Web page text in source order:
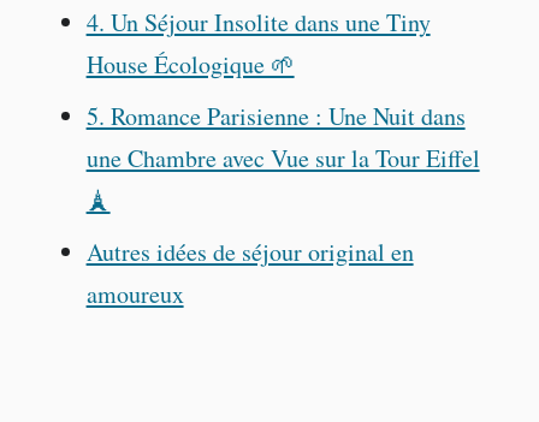
4. Un Séjour Insolite dans une Tiny
House Écologique 🌱
5. Romance Parisienne : Une Nuit dans
une Chambre avec Vue sur la Tour Eiffel
🗼
Autres idées de séjour original en
amoureux